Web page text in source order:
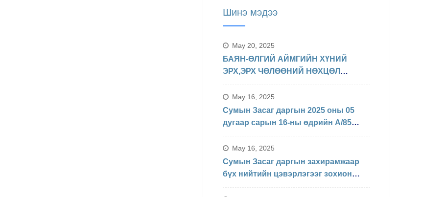
Шинэ мэдээ
May 20, 2025
БАЯН-ӨЛГИЙ АЙМГИЙН ХҮНИЙ
ЭРХ,ЭРХ ЧӨЛӨӨНИЙ НӨХЦӨЛ
May 16, 2025
Сумын Засаг даргын 2025 оны 05
дугаар сарын 16-ны өдрийн А/85
хуваарийн дагуу явагдахаар болсон.
May 16, 2025
Сумын Засаг даргын захирамжаар
бүх нийтийн цэвэрлэгээг зохион